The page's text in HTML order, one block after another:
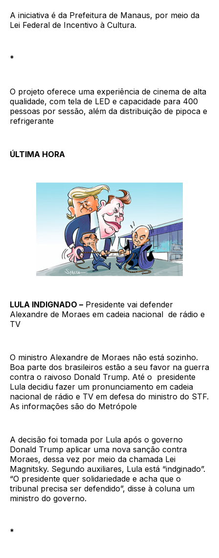
A iniciativa é da Prefeitura de Manaus, por meio da
Lei Federal de Incentivo à Cultura.
*
O projeto oferece uma experiência de cinema de alta
qualidade, com tela de LED e capacidade para 400
pessoas por sessão, além da distribuição de pipoca e
refrigerante
ÚLTIMA HORA
LULA INDIGNADO – Presidente vai defender
Alexandre de Moraes em cadeia nacional de rádio e
TV
O ministro Alexandre de Moraes não está sozinho.
Boa parte dos brasileiros estão a seu favor na guerra
contra o raivoso Donald Trump. Até o presidente
Lula decidiu fazer um pronunciamento em cadeia
nacional de rádio e TV em defesa do ministro do STF.
As informações são do Metrópole
A decisão foi tomada por Lula após o governo
Donald Trump aplicar uma nova sanção contra
Moraes, dessa vez por meio da chamada Lei
Magnitsky. Segundo auxiliares, Lula está “indginado”.
“O presidente quer solidariedade e acha que o
tribunal precisa ser defendido”, disse à coluna um
ministro do governo.
*